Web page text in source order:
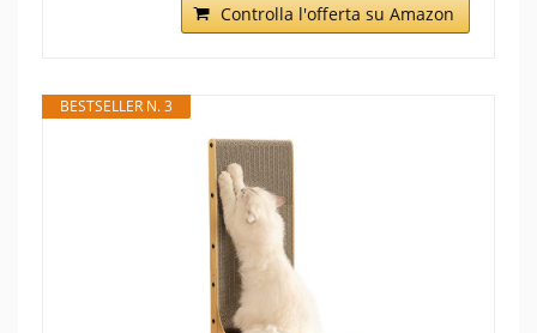
Controlla l'offerta su Amazon
BESTSELLER N. 3